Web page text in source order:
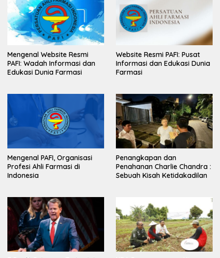
Mengenal Website Resmi
PAFI: Wadah Informasi dan
Edukasi Dunia Farmasi
Website Resmi PAFI: Pusat
Informasi dan Edukasi Dunia
Farmasi
Mengenal PAFI, Organisasi
Profesi Ahli Farmasi di
Indonesia
Penangkapan dan
Penahanan Charlie Chandra :
Sebuah Kisah Ketidakadilan